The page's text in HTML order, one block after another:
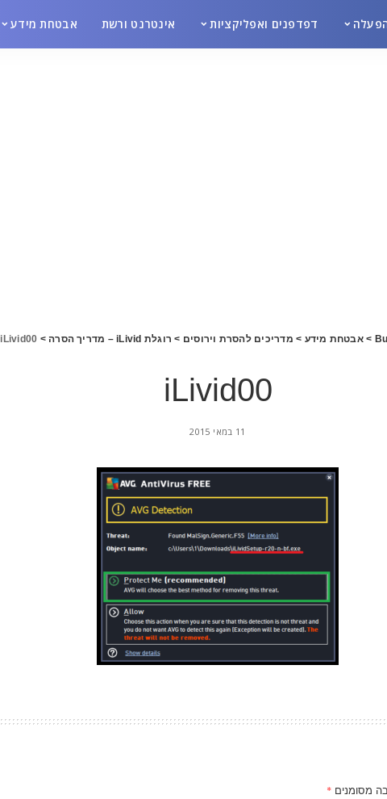
דפדפנים ואפליקציות אינטרנט ורשת אבטחת מידע
>אבטחת מידע > מדריכים להסרת וירוסים > רוגלת iLivid – מדריך הסרה >
iLivid00
iLivid00
11 במאי 2015
מסומנים *